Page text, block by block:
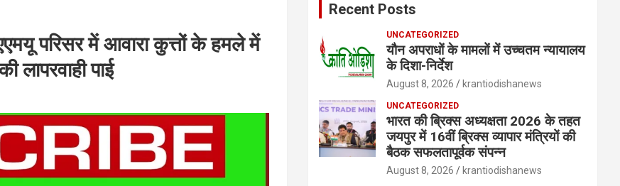
परिसर में आवारा कुत्तों के हमले में
लापरवाही पाई
Recent Posts
UNCATEGORIZED
यौन अपराधों के मामलों में उच्चतम न्यायालय
के दिशा-निर्देश
August 8, 2026 krantiodishanews
UNCATEGORIZED
भारत की ब्रिक्‍स अध्यक्षता 2026 के तहत
जयपुर में 16वीं ब्रिक्‍स व्यापार मंत्रियों की
बैठक सफलतापूर्वक संपन्न
August 8, 2026 krantiodishanews